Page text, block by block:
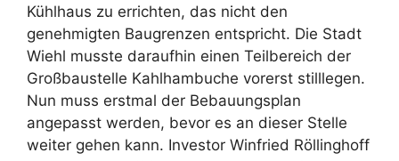
Kühlhaus zu errichten, das nicht den
genehmigten Baugrenzen entspricht. Die Stadt
Wiehl musste daraufhin einen Teilbereich der
Großbaustelle Kahlhambuche vorerst stilllegen.
Nun muss erstmal der Bebauungsplan
angepasst werden, bevor es an dieser Stelle
weiter gehen kann. Investor Winfried Röllinghoff